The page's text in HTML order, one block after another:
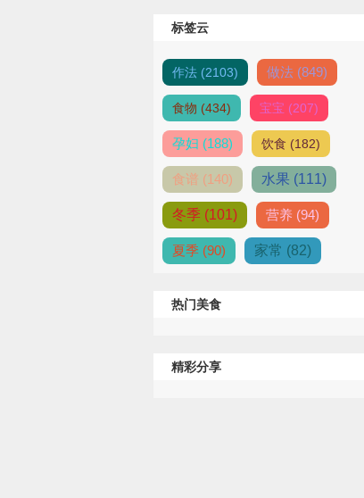
标签云
作法 (2103) 做法 (849)
食物 (434) 宝宝 (207)
孕妇 (188) 饮食 (182)
食谱 (140) 水果 (111)
冬季 (101) 营养 (94)
夏季 (90) 家常 (82)
热门美食
精彩分享